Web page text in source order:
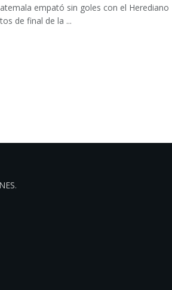
empató sin goles con el Herediano
de final de la ...
.